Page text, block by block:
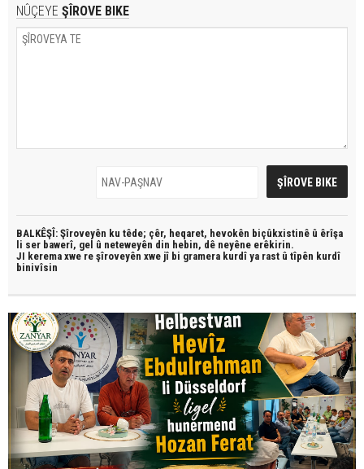
NÛÇEYE ŞÎROVE BIKE
BALKÊŞÎ: Şîroveyên ku têde; çêr, heqaret, hevokên biçûkxistinê û êrîşa
li ser bawerî, gel û neteweyên din hebin, dê neyêne erêkirin.
JI kerema xwe re şîroveyên xwe jî bi gramera kurdî ya rast û tîpên kurdî
binivîsin